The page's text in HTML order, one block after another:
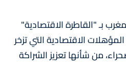
بـ "القاطرة الاقتصادية"
الاقتصادية التي تزخر
من شأنها تعزيز الشراكة